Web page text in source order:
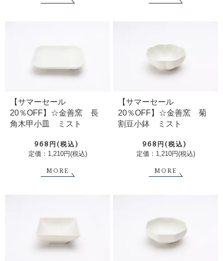
【サマーセール
20％OFF】☆金善窯 長
角木甲小皿 ミスト
968円(税込)
定価：1,210円(税込)
MORE
【サマーセール
20％OFF】☆金善窯 菊
割豆小鉢 ミスト
968円(税込)
定価：1,210円(税込)
MORE